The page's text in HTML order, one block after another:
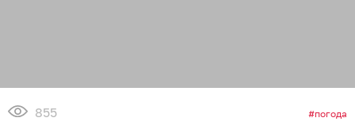
855 погода